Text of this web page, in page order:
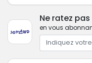
Ne ratez
en vous